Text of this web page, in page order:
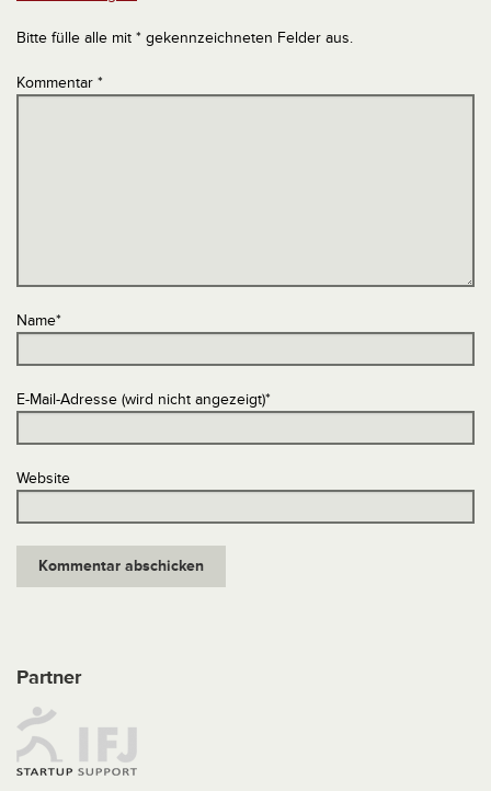
Bitte fülle alle mit * gekennzeichneten Felder aus.
Kommentar *
Name*
E-Mail-Adresse (wird nicht angezeigt)*
Website
Partner